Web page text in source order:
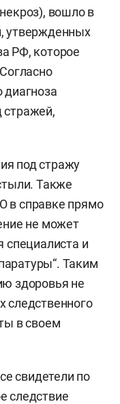
вошло в
утвержденных
РФ, которое
диагноза
стражей,
под стражу
Также
в справке прямо
не может
специалиста и
Таким
здоровья не
следственного
в своем
свидетели по
следствие